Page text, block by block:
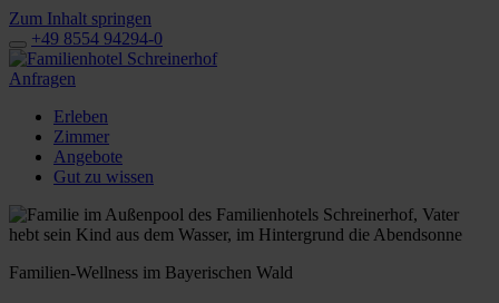
Zum Inhalt springen
+49 8554 94294-0
Anfragen
Erleben
Zimmer
Angebote
Gut zu wissen
Familien-Wellness im Bayerischen Wald